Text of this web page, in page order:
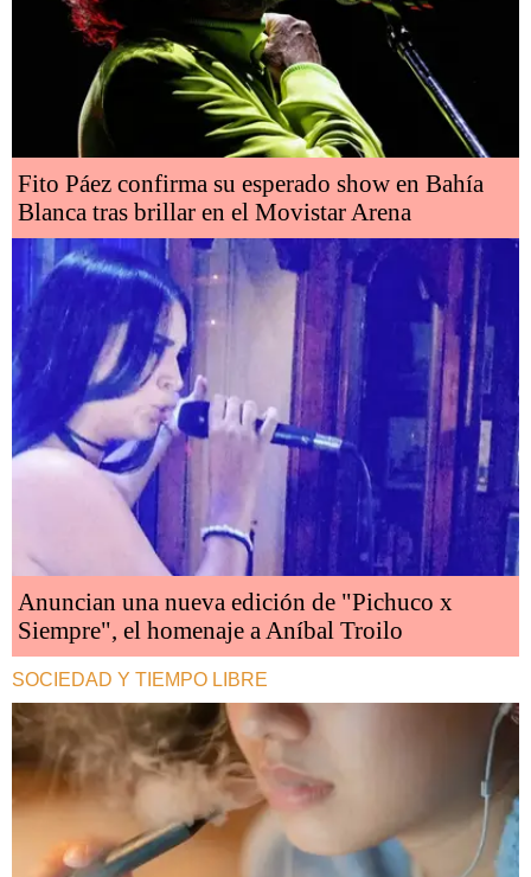
Fito Páez confirma su esperado show en Bahía
Blanca tras brillar en el Movistar Arena
Anuncian una nueva edición de "Pichuco x
Siempre", el homenaje a Aníbal Troilo
SOCIEDAD Y TIEMPO LIBRE